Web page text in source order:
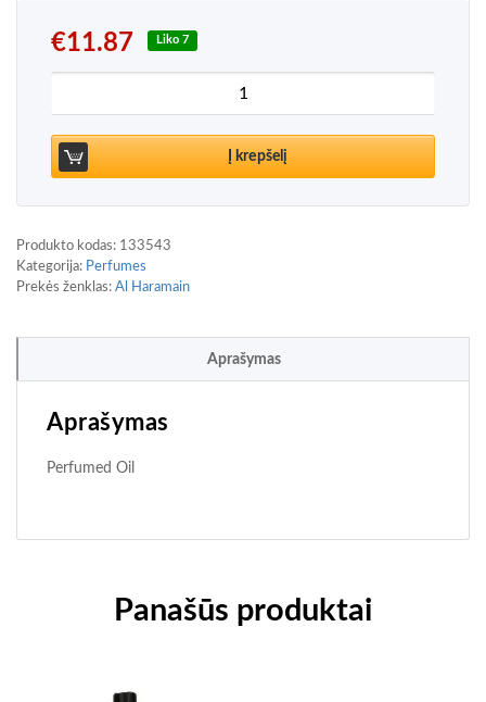
€11.87 Liko 7
produkto kiekis: Al Haramain Sama Perfumed Oil
Į krepšelį
Produkto kodas: 133543
Kategorija: Perfumes
Prekės ženklas: Al Haramain
Aprašymas
Aprašymas
Perfumed Oil
Panašūs produktai